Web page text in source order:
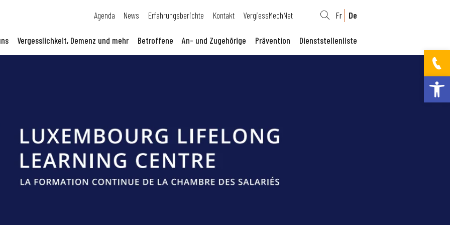
Agenda News Erfahrungsberichte Kontakt VergiessMechNet Fr De
Vergesslichkeit, Demenz und mehr Betroffene An- und Zugehörige Prävention Dienststellenliste